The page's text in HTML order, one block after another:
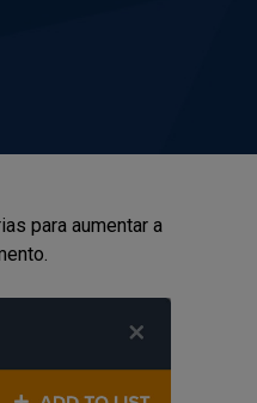
para aumentar a